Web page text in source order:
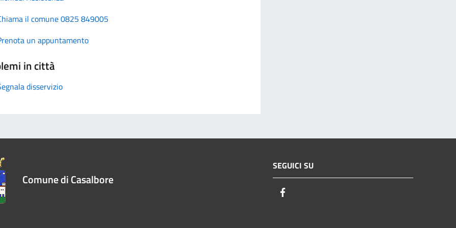
il comune 0825 849005
un appuntamento
in città
disservizio
Comune di Casalbore
SEGUICI SU